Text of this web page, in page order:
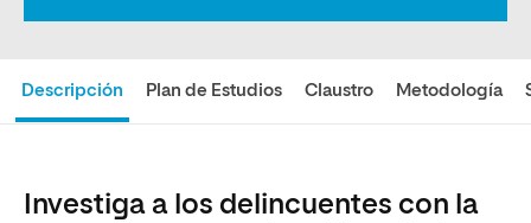
Descripción Plan de Estudios Claustro Metodología
Investiga a los delincuentes con la